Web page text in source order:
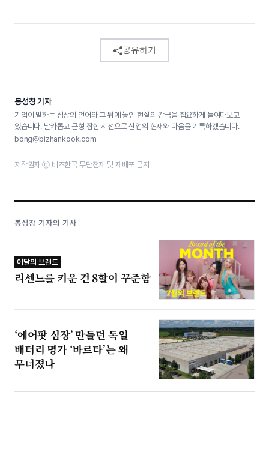
공유하기
봉성창 기자
기업이 말하는 성장의 언어와 그 뒤에 놓인 현실의 간극을 집요하게 들여다보고
있습니다. 날카롭고 균형 잡힌 시선으로 산업의 현재와 다음을 기록하겠습니다.
bong@bizhankook.com
저작권자 ⓒ 비즈한국 무단전재 및 재배포 금지
봉성창 기자의 기사
이달의 브랜드
리센느를 키운 건 8할이 꾸준함
‘에어팟 심장’ 만들던 독일
배터리 명가 ‘바르타’는 왜
무너졌나